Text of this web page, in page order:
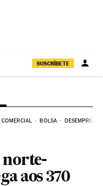
SUSCRÍBETE
COMERCIAL BOLSA DESEMPREGO
norte-
aos 370